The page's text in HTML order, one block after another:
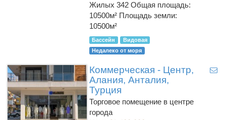
Жилых 342 Общая площадь:
10500м² Площадь земли:
10500м²
Бассейн
Видовая
Недалеко от моря
Коммерческая - Центр,
Алания, Анталия,
Турция
Торговое помещение в центре
города